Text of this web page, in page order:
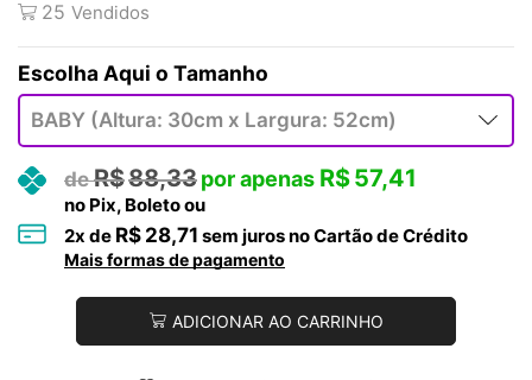
25 Vendidos
Tamanho
R$88,33 R$57,41
no Pix, Boleto ou
2x de R$ 28,71 sem juros no Cartão de Crédito
Mais formas de pagamento
ADICIONAR AO CARRINHO